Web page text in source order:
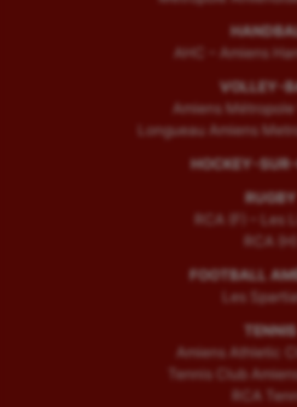
AHC – Amiens
VOLLEY-
Amiens Métropole
Longueau Amiens
HOCKEY-
RUGBY
RCA (F) – Les
RCA (H)
FOOTBALL
Les
TENNIS
Amiens Athletic
Tennis Club
RCA